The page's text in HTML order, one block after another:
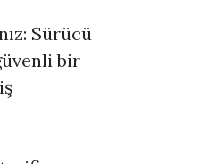
Sürücü
bir